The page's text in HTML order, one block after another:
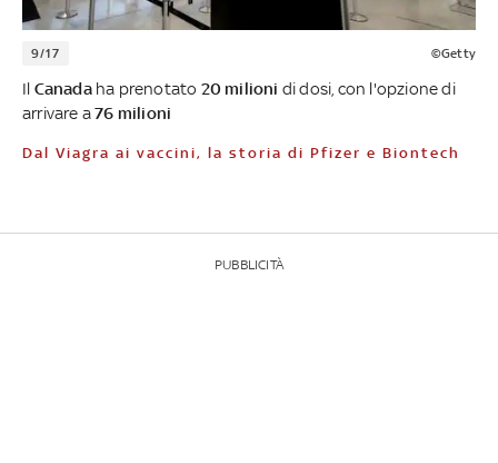
9/17 ©Getty
Il Canadaha prenotato 20 milioni di dosi, con l'opzione di
arrivare a76 milioni
Dal Viagra ai vaccini, la storia di Pfizer e Biontech
PUBBLICITÀ